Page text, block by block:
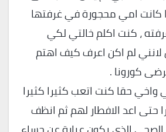
كانت امي محجورة في غرفتها
، كنت اكلم خالتي لكي
لم اكن اعرف كيف اهتم
كورونا .
حقا كنت اتعب كثيرا كثيرا
اعد الافطار لهم ثم انظف